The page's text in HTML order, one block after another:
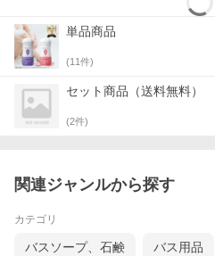
単品商品
(11件)
セット商品（送料無料）
(2件)
関連ジャンルから探す
カテゴリ
バスソープ、石鹸 バス用品